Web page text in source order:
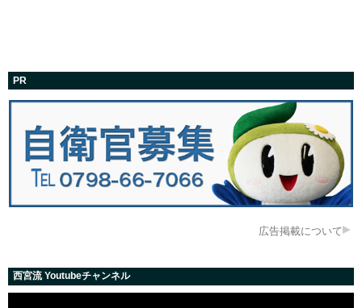
PR
広告掲載について
西宮流 Youtubeチャンネル